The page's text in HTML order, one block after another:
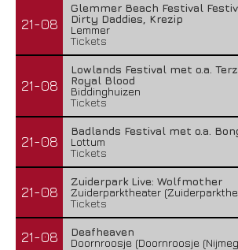
21-08
Glemmer Beach Festival
Dirty Daddies, Krezip
Lemmer
Tickets
21-08
Lowlands Festival met o.a.
Royal Blood
Biddinghuizen
Tickets
21-08
Badlands Festival met o.a.
Lottum
Tickets
21-08
Zuiderpark Live: Wolfmother
Zuiderparktheater
Tickets
21-08
Deafheaven
Doornroosje (Doornroosje